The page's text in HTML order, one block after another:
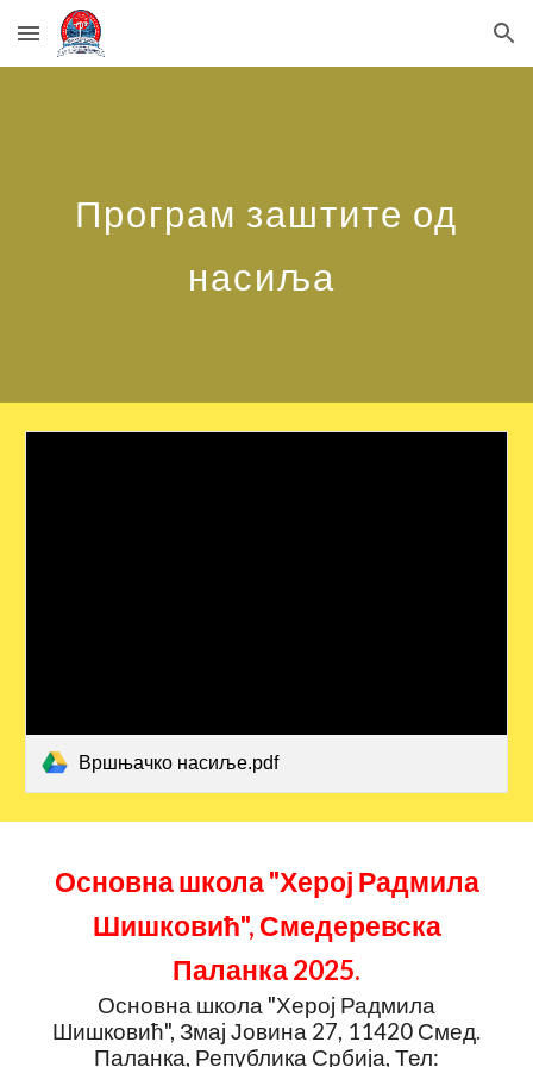
Skip to main content Skip to navigation
Програм заштите од
насиља
Вршњачко насиље.pdf
Основна школа "Херој Радмила
Шишковић", Смедеревска
Паланка 2025.
Основна школа "Херој Радмила
Шишковић", Змај Јовина 27, 11420 Смед.
Паланка, Република Србија, Тел: